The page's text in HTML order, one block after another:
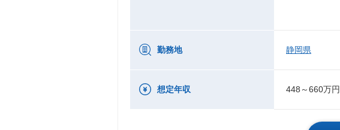
勤務地 静岡県
想定年収 448～660万円